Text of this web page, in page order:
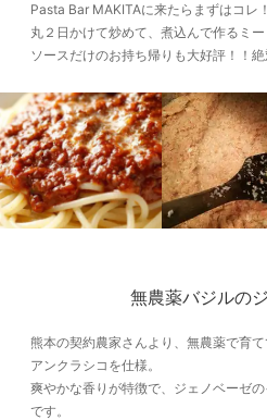
Pasta Bar MAKITAに来たらまずはコレ
丸２日かけて炒めて、煮込んで作るミー
ソースだけのお持ち帰りも大好評！！絶
無農薬バジルの
熊本の契約農家さんより、無農薬で育
アンクラシコを仕様。
爽やかな香りが特徴で、ジェノベーゼ
です。